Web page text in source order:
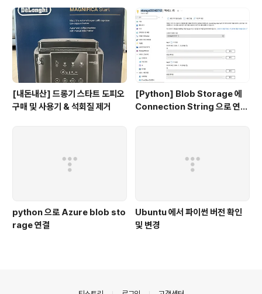
[내돈내산] 드롱기 스타트 도피오
구매 및 사용기 & 석회질 제거
[Python] Blob Storage 에
Connection String 으로 연결
python 으로 Azure blob sto
rage 연결
Ubuntu 에서 파이썬 버전 확인
및 변경